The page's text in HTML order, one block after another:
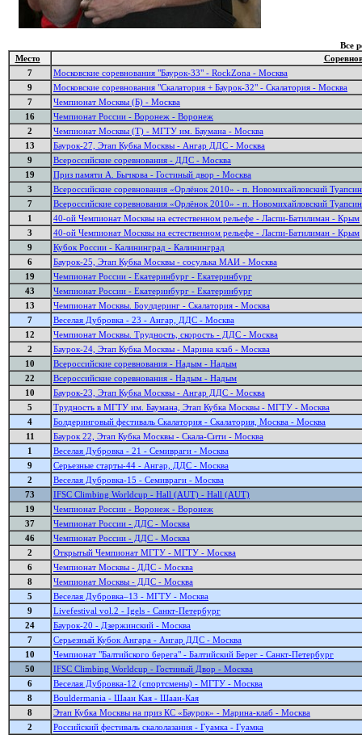
Все
Место
7
Московские соревнования "Баурок-33" - RockZona - Москва
9
Московские соревнования "Скалатория + Баурок-32" - Скалатория - Москва
7
Чемпионат Москвы (Б) - Москва
16
Чемпионат России - Воронеж - Воронеж
2
Чемпионат Москвы (Т) - МГТУ им. Баумана - Москва
13
Баурок-27, Этап Кубка Москвы - Ангар ДДС - Москва
9
Всероссийские соревнования - ДДС - Москва
19
Приз памяти А. Бычкова - Гостиный двор - Москва
3
Всероссийские соревнования «Орлёнок 2010» - п. Новомихайловский
7
Всероссийские соревнования «Орлёнок 2010» - п. Новомихайловский
1
40-ой Чемпионат Москвы на естественном рельефе - Ласпи-Батилиман - Крым
3
40-ой Чемпионат Москвы на естественном рельефе - Ласпи-Батилиман - Крым
9
Кубок России - Калининград - Калининград
6
Баурок-25, Этап Кубка Москвы - сосулька МАИ - Москва
19
Чемпионат России - Екатеринбург - Екатеринбург
43
Чемпионат России - Екатеринбург - Екатеринбург
13
Чемпионат Москвы. Боулдеринг - Скалатория - Москва
7
Веселая Дубровка - 23 - Ангар, ДДС - Москва
12
Чемпионат Москвы. Трудность, скорость - ДДС - Москва
2
Баурок-24, Этап Кубка Москвы - Марина клаб - Москва
10
Всероссийские соревнования - Надым - Надым
22
Всероссийские соревнования - Надым - Надым
10
Баурок-23, Этап Кубка Москвы - Ангар ДДС - Москва
5
Трудность в МГТУ им. Баумана, Этап Кубка Москвы - МГТУ - Москва
4
Болдеринговый фестиваль Скалатория - Скалатория, Москва - Москва
11
Баурок 22, Этап Кубка Москвы - Скала-Сити - Москва
1
Веселая Дубровка - 21 - Семивраги - Москва
9
Серьезные старты-44 - Ангар, ДДС - Москва
2
Веселая Дубровка-15 - Семивраги - Москва
73
IFSC Climbing Worldcup - Hall (AUT) - Hall (AUT)
19
Чемпионат России - Воронеж - Воронеж
37
Чемпионат России - ДДС - Москва
46
Чемпионат России - ДДС - Москва
2
Открытый Чемпионат МГТУ - МГТУ - Москва
6
Чемпионат Москвы - ДДС - Москва
8
Чемпионат Москвы - ДДС - Москва
5
Веселая Дубровка–13 - МГТУ - Москва
9
Livefestival vol.2 - Igels - Санкт-Петербург
24
Баурок-20 - Дзержинский - Москва
7
Серьезный Кубок Ангара - Ангар ДДС - Москва
10
Чемпионат "Балтийского берега" - Балтийский Берег - Санкт-Петербург
50
IFSC Climbing Worldcup - Гостиный Двор - Москва
6
Веселая Дубровка-12 (спортсмены) - МГТУ - Москва
8
Bouldermania - Шаан Кая - Шаан-Кая
8
Этап Кубка Москвы на приз КС «Баурок» - Марина-клаб - Москва
2
Российский фестиваль скалолазания - Гуамка - Гуамка